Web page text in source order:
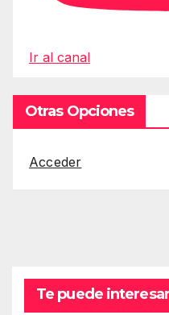
Ir al canal
Otras Opciones
Acceder
Te puede interesar